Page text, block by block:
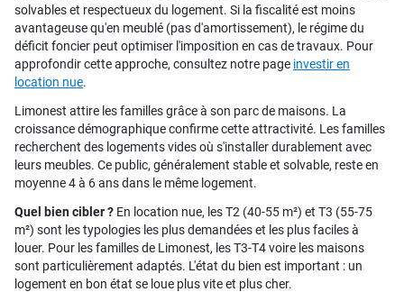
solvables et respectueux du logement. Si la fiscalité est moins
avantageuse qu'en meublé (pas d'amortissement), le régime du
déficit foncier peut optimiser l'imposition en cas de travaux. Pour
approfondir cette approche, consultez notre page investir en
location nue.
Limonest attire les familles grâce à son parc de maisons. La
croissance démographique confirme cette attractivité. Les familles
recherchent des logements vides où s'installer durablement avec
leurs meubles. Ce public, généralement stable et solvable, reste en
moyenne 4 à 6 ans dans le même logement.
Quel bien cibler ? En location nue, les T2 (40-55 m²) et T3 (55-75
m²) sont les typologies les plus demandées et les plus faciles à
louer. Pour les familles de Limonest, les T3-T4 voire les maisons
sont particulièrement adaptés. L'état du bien est important : un
logement en bon état se loue plus vite et plus cher.